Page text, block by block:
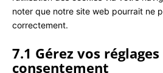
noter que notre site web pourrait ne
correctement.
7.1 Gérez vos réglages
consentement